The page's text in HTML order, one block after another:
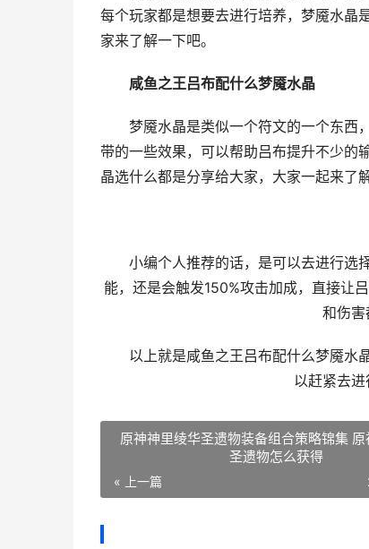
每个玩家都是想要去进行培养，梦魇水晶
家来了解一下吧。
咸鱼之王吕布配什么梦魇水晶
梦魇水晶是类似一个符文的一个东西，
带的一些效果，可以帮助吕布提升不少的
晶选什么都是分享给大家，大家一起来了
小编个人推荐的话，是可以去进行选择
能，还是会触发150%攻击加成，直接让
和伤害
以上就是咸鱼之王吕布配什么梦魇水晶
以赶紧去进
原神神里绫华圣遗物装备组合策略锦集
圣遗物怎么获得
« 上一篇